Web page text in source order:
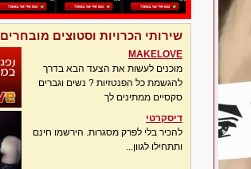
שירותי הכרויות וסטוצים מובחרים
MAKELOVE
מוכנים לעשות את הצעד הבא בדרך
להגשמת כל הפנטזיות ? נשים וגברים
סקסיים ממתינים לך
דיסקרטי
להכיר בלי לפרק מסגרות. הירשמו חינם
ותתחילו לגוון...